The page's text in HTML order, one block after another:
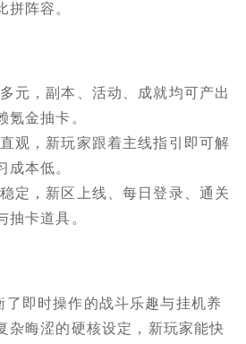
拼阵容。
元，副本、活动、成就均可产出
氪金抽卡。
观，新玩家跟着主线指引即可解
成本低。
定，新区上线、每日登录、通关
抽卡道具。
了即时操作的战斗乐趣与挂机养
杂晦涩的硬核设定，新玩家能快